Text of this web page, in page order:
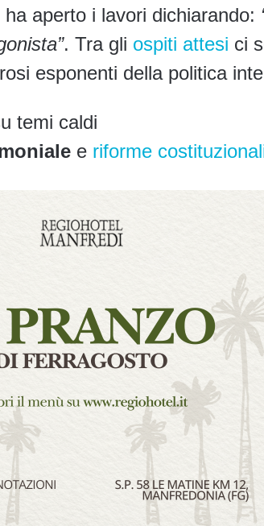
ha aperto i lavori dichiarando:
. Tra gli ospiti attesi ci
esponenti della politica
temi caldi
e riforme